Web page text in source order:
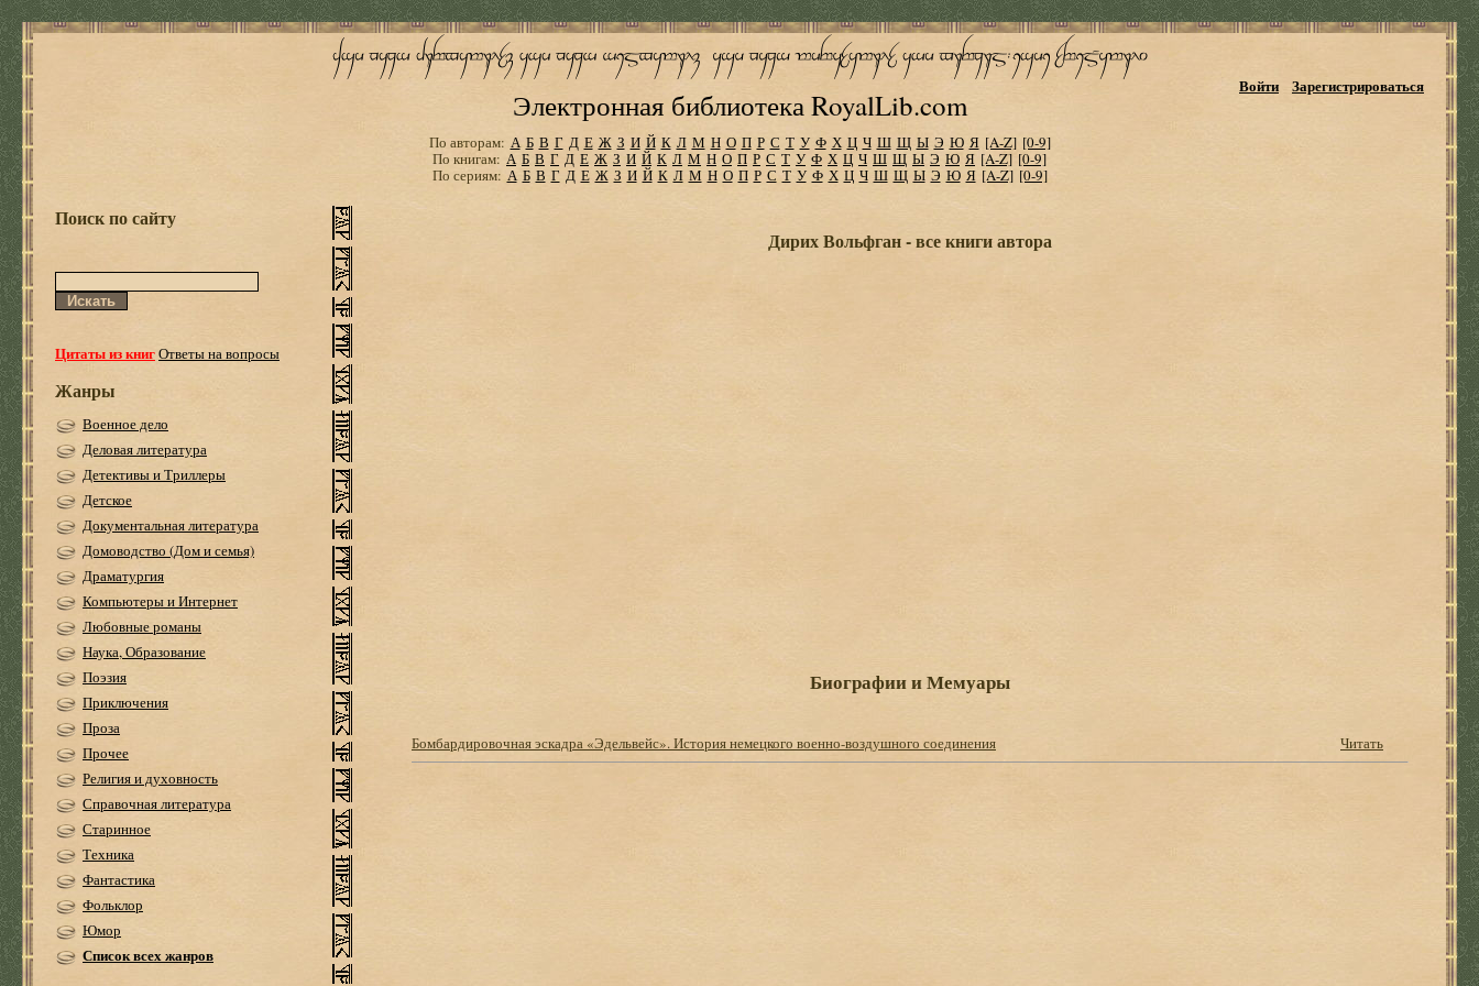
Электронная библиотека RoyalLib.com
Войти Зарегистрироваться
По авторам: А Б В Г Д Е Ж З И Й К Л М Н О П Р С Т У Ф Х Ц Ч Ш Щ Ы Э Ю Я [A-Z] [0-9]
По книгам: А Б В Г Д Е Ж З И Й К Л М Н О П Р С Т У Ф Х Ц Ч Ш Щ Ы Э Ю Я [A-Z] [0-9]
По сериям: А Б В Г Д Е Ж З И Й К Л М Н О П Р С Т У Ф Х Ц Ч Ш Щ Ы Э Ю Я [A-Z] [0-9]
Поиск по сайту
Цитаты из книгОтветы на вопросы
Жанры
Военное дело
Деловая литература
Детективы и Триллеры
Детское
Документальная литература
Домоводство (Дом и семья)
Драматургия
Компьютеры и Интернет
Любовные романы
Наука, Образование
Поэзия
Приключения
Проза
Прочее
Религия и духовность
Справочная литература
Старинное
Техника
Фантастика
Фольклор
Юмор
Список всех жанров
Дирих Вольфган - все книги автора
Биографии и Мемуары
Бомбардировочная эскадра «Эдельвейс». История немецкого военно-воздушного соединения Читать